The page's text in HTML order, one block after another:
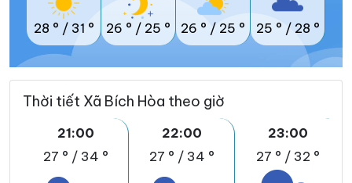
28 ° / 31 ° 26 ° / 25 ° 26 ° / 25 ° 25 ° / 28 °
Thời tiết Xã Bích Hòa theo giờ
21:00
27 ° / 34 °
22:00
27 ° / 34 °
23:00
27 ° / 32 °